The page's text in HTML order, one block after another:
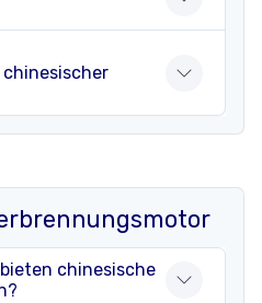
chinesische